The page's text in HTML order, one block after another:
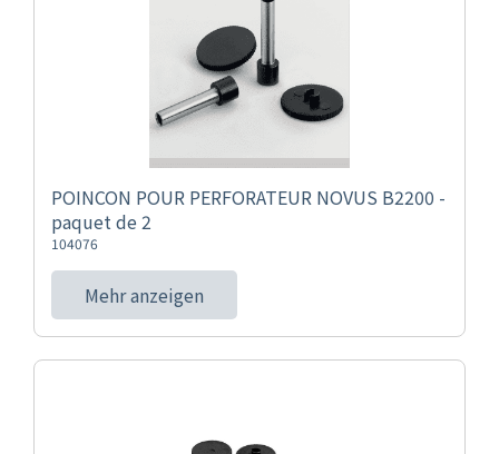
POINCON POUR PERFORATEUR NOVUS B2200 -
paquet de 2
104076
Mehr anzeigen